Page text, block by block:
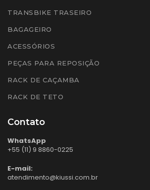
TRANSBIKE TRASEIRO
BAGAGEIRO
ACESSÓRIOS
PEÇAS PARA REPOSIÇÃO
RACK DE CAÇAMBA
RACK DE TETO
Contato
WhatsApp
+55 (11) 9 8860-0225
E-mail:
atendimento@kiussi.com.br